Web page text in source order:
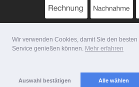
Wir verwenden Cookies, damit Sie den besten
Service genießen können. Mehr erfahren
Auswahl bestätigen Alle wählen
* Alle Preise zzgl. MwSt. evtl.
Copyright 2026 by Tattoo-